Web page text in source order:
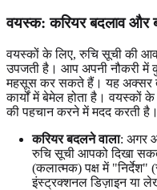
वयस्क: करियर बदलाव और
वयस्कों के लिए, रुचि सूची की
उपजती है। आप अपनी नौकरी
महसूस कर सकते हैं। यह अक्सर
कार्यों में बेमेल होता है। वयस्कों
की पहचान करने में मदद करती है।
करियर बदलने वाला: अगर
रुचि सूची आपको दिखा
(कलात्मक) पक्ष में
इंस्ट्रक्शनल डिज़ाइन या